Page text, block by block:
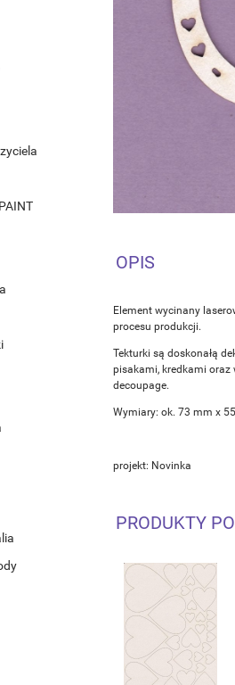
OPIS
Element wycinany
procesu produkcji.
Tekturki są doskonałą
pisakami, kredkami oraz
decoupage.
Wymiary: ok. 73 mm x
projekt: Novinka
PRODUKTY